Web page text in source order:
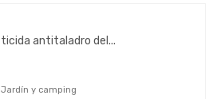
Jardín y camping